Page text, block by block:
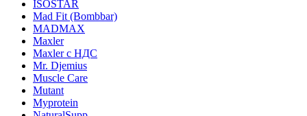
ISOSTAR
Mad Fit (Bombbar)
MADMAX
Maxler
Maxler с НДС
Mr. Djemius
Muscle Care
Mutant
Myprotein